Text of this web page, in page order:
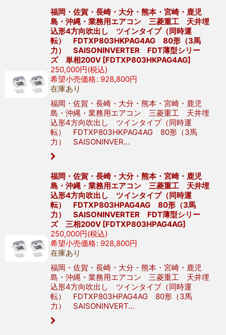
福岡・佐賀・長崎・大分・熊本・宮崎・鹿児
島・沖縄・業務用エアコン 三菱重工 天井埋
込形4方向吹出し ツインタイプ（同時運
転） FDTXP803HKPAG4AG 80形（3馬
力） SAISONINVERTER FDT薄型シリー
ズ 単相200V [FDTXP803HKPAG4AG]
250,000円(税込)
希望小売価格: 928,800円
在庫あり
福岡・佐賀・長崎・大分・熊本・宮崎・鹿児
島・沖縄・業務用エアコン 三菱重工 天井埋
込形4方向吹出し ツインタイプ（同時運
転） FDTXP803HKPAG4AG 80形（3馬
力） SAISONINVER…
福岡・佐賀・長崎・大分・熊本・宮崎・鹿児
島・沖縄・業務用エアコン 三菱重工 天井埋
込形4方向吹出し ツインタイプ（同時運
転） FDTXP803HPAG4AG 80形（3馬
力） SAISONINVERTER FDT薄型シリー
ズ 三相200V [FDTXP803HPAG4AG]
250,000円(税込)
希望小売価格: 928,800円
在庫あり
福岡・佐賀・長崎・大分・熊本・宮崎・鹿児
島・沖縄・業務用エアコン 三菱重工 天井埋
込形4方向吹出し ツインタイプ（同時運
転） FDTXP803HPAG4AG 80形（3馬
力） SAISONINVERT…